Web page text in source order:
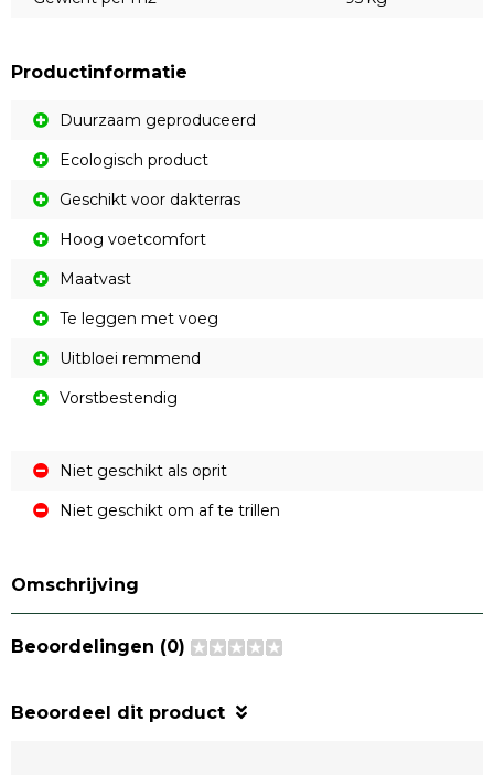
Productinformatie
Duurzaam geproduceerd
Ecologisch product
Geschikt voor dakterras
Hoog voetcomfort
Maatvast
Te leggen met voeg
Uitbloei remmend
Vorstbestendig
Niet geschikt als oprit
Niet geschikt om af te trillen
Omschrijving
Beoordelingen (0)
Beoordeel dit product